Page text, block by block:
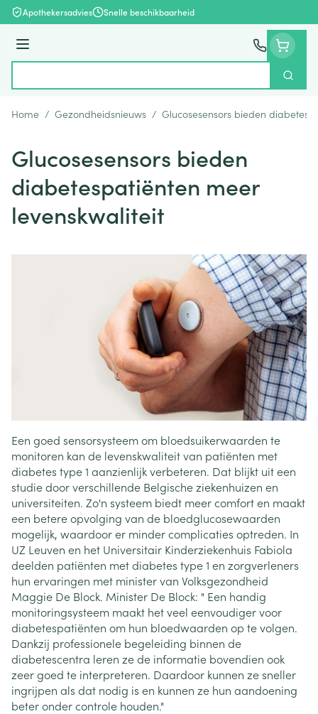
Ga naar de inhoud
Apothekersadvies Snelle beschikbaarheid
Menu
Zoek
Home / Gezondheidsnieuws / Glucosesensors bieden
Glucosesensors bieden
diabetespatiënten meer
levenskwaliteit
Een goed sensorsysteem om bloedsuikerwaarden te
monitoren kan de levenskwaliteit van patiënten met
diabetes type 1 aanzienlijk verbeteren. Dat blijkt uit een
studie door verschillende Belgische ziekenhuizen en
universiteiten. Zo'n systeem biedt meer comfort en maakt
een betere opvolging van de bloedglucosewaarden
mogelijk, waardoor er minder complicaties optreden. In
UZ Leuven en het Universitair Kinderziekenhuis Fabiola
deelden patiënten met diabetes type 1 en zorgverleners
hun ervaringen met minister van Volksgezondheid
Maggie De Block. Minister De Block: " Een handig
monitoringsysteem maakt het veel eenvoudiger voor
diabetespatiënten om hun bloedwaarden op te volgen.
Dankzij professionele begeleiding binnen de
diabetescentra leren ze de informatie bovendien ook
zeer goed te interpreteren. Daardoor kunnen ze sneller
ingrijpen als dat nodig is en kunnen ze hun aandoening
beter onder controle houden."